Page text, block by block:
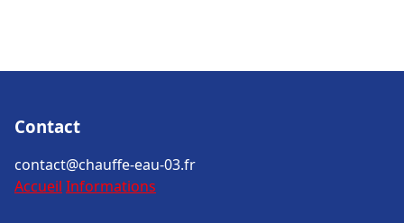
Contact
contact@chauffe-eau-03.fr
Accueil Informations